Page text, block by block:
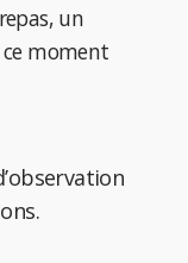
un
moment